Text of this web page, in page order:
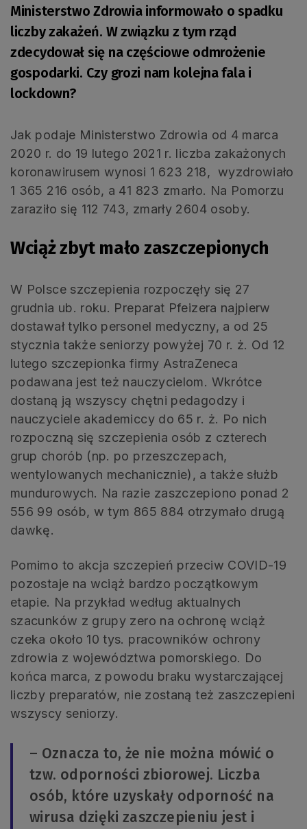
Ministerstwo Zdrowia informowało o spadku
liczby zakażeń. W związku z tym rząd
zdecydował się na częściowe odmrożenie
gospodarki. Czy grozi nam kolejna fala i
lockdown?
Jak podaje Ministerstwo Zdrowia od 4 marca
2020 r. do 19 lutego 2021 r. liczba zakażonych
koronawirusem wynosi 1 623 218, wyzdrowiało
1 365 216 osób, a 41 823 zmarło. Na Pomorzu
zaraziło się 112 743, zmarły 2604 osoby.
Wciąż zbyt mało zaszczepionych
W Polsce szczepienia rozpoczęły się 27
grudnia ub. roku. Preparat Pfeizera najpierw
dostawał tylko personel medyczny, a od 25
stycznia także seniorzy powyżej 70 r. ż. Od 12
lutego szczepionka firmy AstraZeneca
podawana jest też nauczycielom. Wkrótce
dostaną ją wszyscy chętni pedagodzy i
nauczyciele akademiccy do 65 r. ż. Po nich
rozpoczną się szczepienia osób z czterech
grup chorób (np. po przeszczepach,
wentylowanych mechanicznie), a także służb
mundurowych. Na razie zaszczepiono ponad 2
556 99 osób, w tym 865 884 otrzymało drugą
dawkę.
Pomimo to akcja szczepień przeciw COVID-19
pozostaje na wciąż bardzo początkowym
etapie. Na przykład według aktualnych
szacunków z grupy zero na ochronę wciąż
czeka około 10 tys. pracowników ochrony
zdrowia z województwa pomorskiego. Do
końca marca, z powodu braku wystarczającej
liczby preparatów, nie zostaną też zaszczepieni
wszyscy seniorzy.
– Oznacza to, że nie można mówić o
tzw. odporności zbiorowej. Liczba
osób, które uzyskały odporność na
wirusa dzięki zaszczepieniu jest i